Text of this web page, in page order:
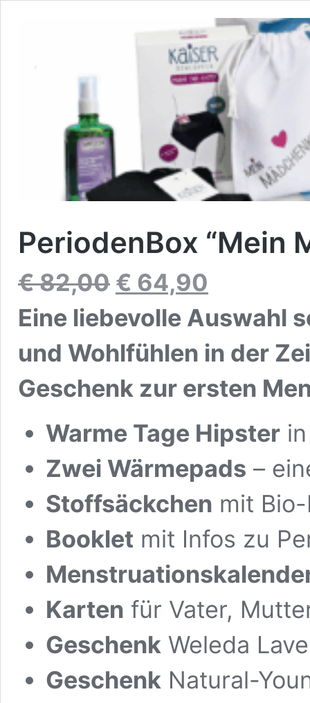
PeriodenBox “Mein
€82,00
Ursprünglicher
Preis
€ 82,00
€ 64,90
€ 64,90.
Eine liebevolle Auswahl
und Wohlfühlen in der
Geschenk zur ersten
Warme Tage Hipster
Zwei Wärmepads –
Stoffsäckchen mit
Booklet mit Infos zu
Karten für Vater,
Geschenk Weleda
Geschenk Natural-